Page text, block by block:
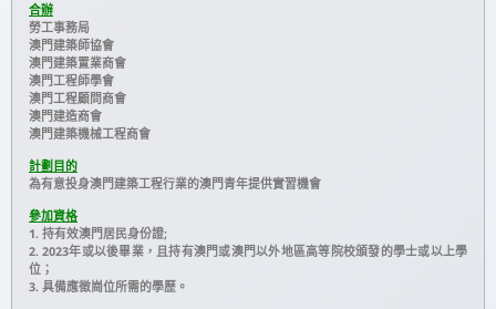
合辦
勞工事務局
澳門建築師協會
澳門建築置業商會
澳門工程師學會
澳門工程顧問商會
澳門建造商會
澳門建築機械工程商會
計劃目的
為有意投身澳門建築工程行業的澳門青年提供實習機會
參加資格
1. 持有效澳門居民身份證;
2. 2023年或以後畢業，且持有澳門或澳門以外地區高等院校頒發的學士或以上學
位；
3. 具備應徵崗位所需的學歷。